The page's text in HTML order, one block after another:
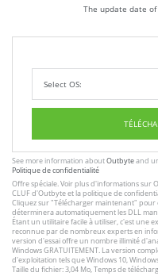
The update date
See more information aboutOutbyteand
Politique de confidentialité
Offre spéciale. Voir plus d'informations sur
CLUFd'Outbyte etla politique de
Cliquez sur"Télécharger maintenant" pour
déterminera automatiquement les DLL
Étant un utilitaire facile à utiliser, c'est une
reconnue par de nombreux experts en
version d'essai offre un nombre illimité
Windows GRATUITEMENT. La version
d'exploitation tels que Windows 10,
Taille du fichier: 3,04 Mo, Temps de